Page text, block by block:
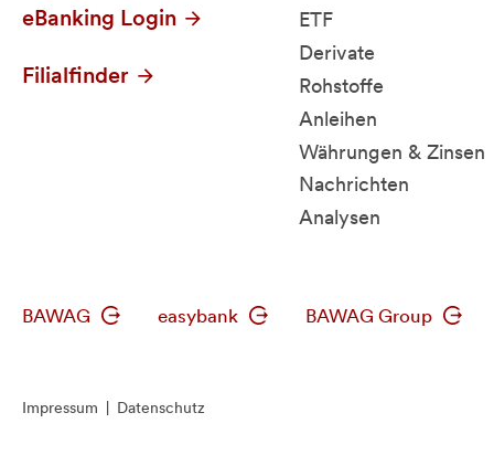
eBanking Login
Filialfinder
ETF
Derivate
Rohstoffe
Anleihen
Währungen & Zinsen
Nachrichten
Analysen
BAWAG easybank BAWAG Group
Impressum Datenschutz